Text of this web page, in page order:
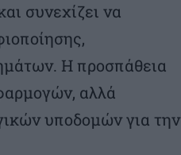
συνεχίζει να
Η προσπάθεια
αλλά
υποδομών για την